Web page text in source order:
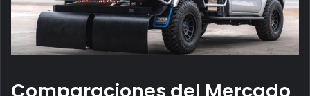
Comparaciones del Mercado